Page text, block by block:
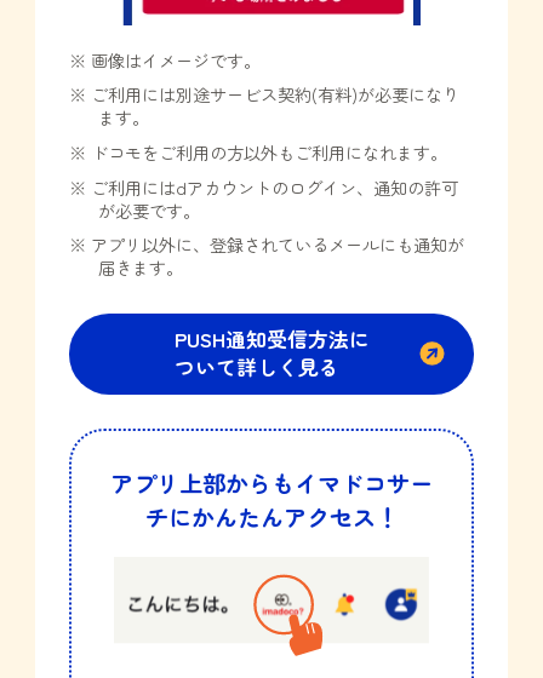
PUSH通知受信方法に
ついて詳しく見る
アプリ上部からもイマドコサー
チにかんたんアクセス！
※ 画像はイメージです。
※ ご利用には別途サービス契約(有料)が必要になり
ます。
※ ドコモをご利用の方以外もご利用になれます。
※ ご利用にはdアカウントのログイン、通知の許可
が必要です。
※ アプリ以外に、登録されているメールにも通知が
届きます。